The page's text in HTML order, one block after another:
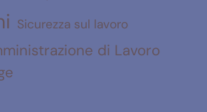
Sicurezza sul lavoro
di Lavoro